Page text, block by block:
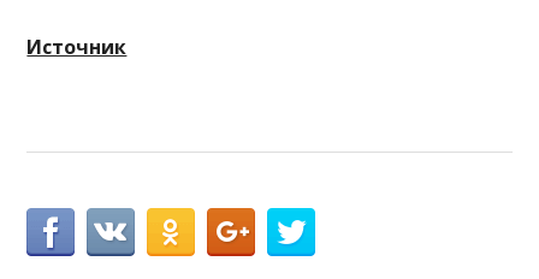
Источник